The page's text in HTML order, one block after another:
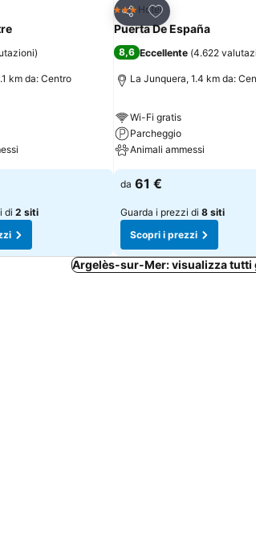
ai preferiti
)
km da: Centro
di 2 siti
Condividi
Aggiungi ai
3 StelleHotel
Puerta De España
8,6 Eccellente (4.622
La Junquera, 1.4 km da:
Wi-Fi gratis
Parcheggio
Animali ammessi
da 61 €
Guarda i prezzi di 8 siti
Scopri i prezzi
Argelès-sur-Mer: visualizza tutti